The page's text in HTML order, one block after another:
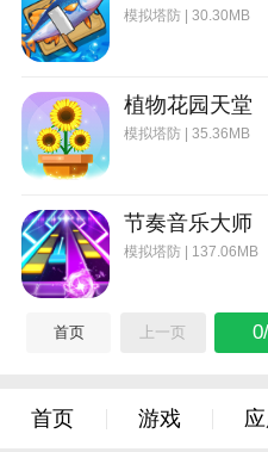
模拟塔防 | 30.30MB
植物花园天堂
模拟塔防 | 35.36MB
节奏音乐大师
模拟塔防 | 137.06MB
首页 上一页
首页 游戏